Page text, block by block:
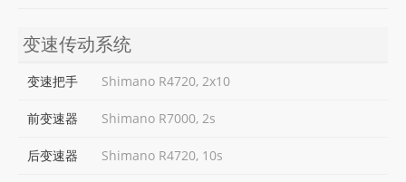
变速传动系统
变速把手 Shimano R4720, 2x10
前变速器 Shimano R7000, 2s
后变速器 Shimano R4720, 10s